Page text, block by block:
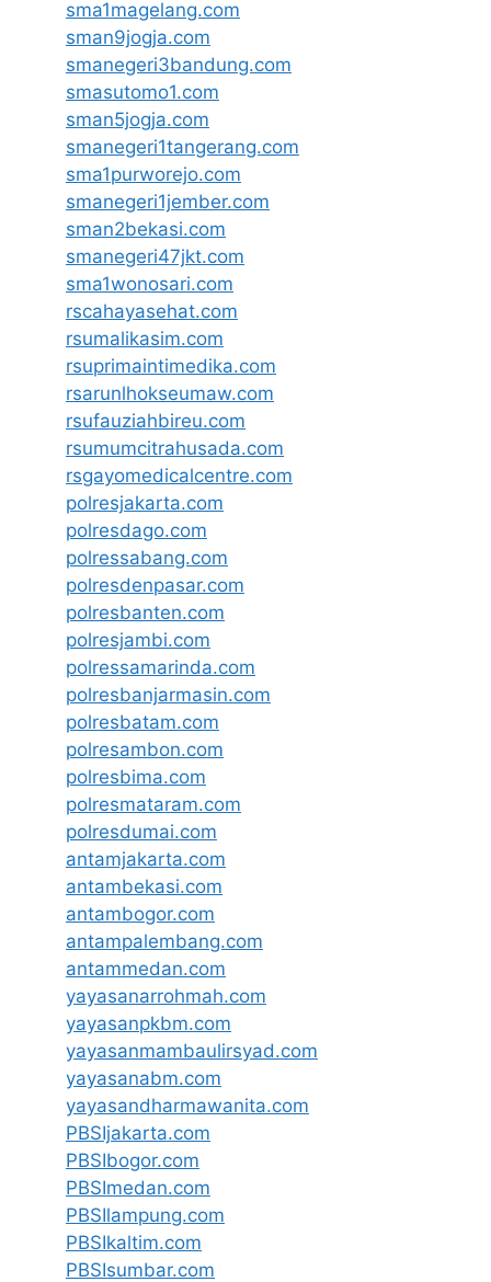
sma1magelang.com
sman9jogja.com
smanegeri3bandung.com
smasutomo1.com
sman5jogja.com
smanegeri1tangerang.com
sma1purworejo.com
smanegeri1jember.com
sman2bekasi.com
smanegeri47jkt.com
sma1wonosari.com
rscahayasehat.com
rsumalikasim.com
rsuprimaintimedika.com
rsarunlhokseumaw.com
rsufauziahbireu.com
rsumumcitrahusada.com
rsgayomedicalcentre.com
polresjakarta.com
polresdago.com
polressabang.com
polresdenpasar.com
polresbanten.com
polresjambi.com
polressamarinda.com
polresbanjarmasin.com
polresbatam.com
polresambon.com
polresbima.com
polresmataram.com
polresdumai.com
antamjakarta.com
antambekasi.com
antambogor.com
antampalembang.com
antammedan.com
yayasanarrohmah.com
yayasanpkbm.com
yayasanmambaulirsyad.com
yayasanabm.com
yayasandharmawanita.com
PBSIjakarta.com
PBSIbogor.com
PBSImedan.com
PBSIlampung.com
PBSIkaltim.com
PBSIsumbar.com